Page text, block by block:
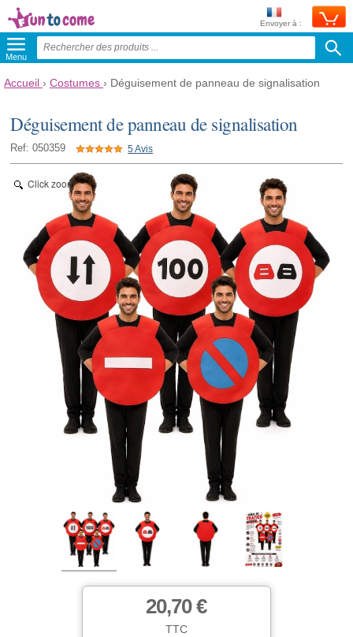
Envoyer à :
Menu
Accueil › Costumes › Déguisement de panneau de signalisation
Déguisement de panneau de signalisation
Ref: 050359 5 Avis
Click zoom
20,70 €
TTC